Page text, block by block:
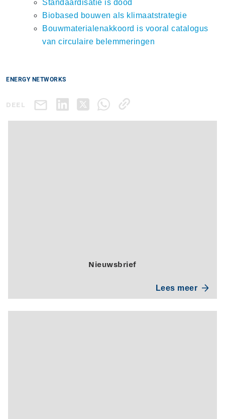
Standaardisatie is dood
Biobased bouwen als klimaatstrategie
Bouw­ma­te­ri­a­len­ak­koord is vooral catalogus
van circulaire be­lem­me­rin­gen
ENERGY NETWORKS
DEEL
Nieuwsbrief
Lees meer